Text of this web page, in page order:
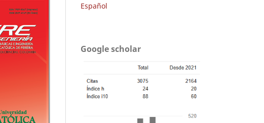
Español
Google scholar